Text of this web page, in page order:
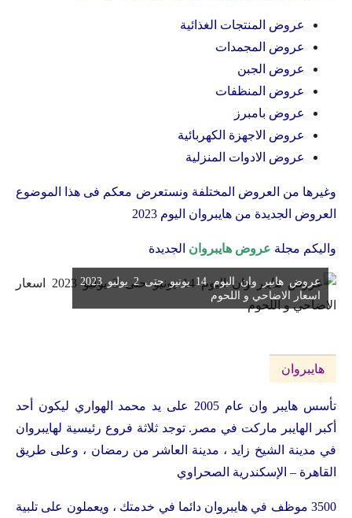
عروض المنتجات الغذائية
عروض المجمدات
عروض الجبن
عروض المنظفات
عروض بامبرز
عروض الاجهزة الكهربائية
عروض الادوات المنزلية
وغيرها من العروض المختلفة ونستعرض معكم فى هذا الموضوع
العروض الجديدة من هايبروان اليوم 2023
واليكم مجلة عروض هايبروان الجديدة
عروض هايبر وان اليوم 14 يونيو حتى 2 يوليو 2023
اسعار الاضاحي و اللحوم
هايبروان
تأسس هايبر وان عام 2005 على يد محمد الهواري ليكون أحد
أكبر الهايبر ماركت في مصر. توجد ثلاثة فروع رئيسية لهايبروان
في مدينة الشيخ زايد ، مدينة العاشر من رمضان ، وعلى طريق
القاهرة – الإسكندرية الصحراوي
3500 موظف في هايبروان دائما في خدمتك ، ويعملون على تلبية